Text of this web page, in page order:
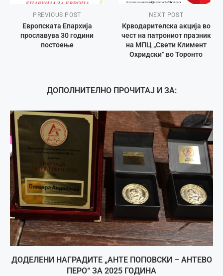
PREVIOUS POST
Европската Епархија
прославува 30 години
постоење
NEXT POST
Крводарителска акција во
чест на патрониот празник
на МПЦ „Свети Климент
Охридски“ во Торонто
ДОПОЛНИТЕЛНО ПРОЧИТАЈ И ЗА:
ДОДЕЛЕНИ НАГРАДИТЕ „АНТЕ ПОПОВСКИ – АНТЕВО
ПЕРО“ ЗА 2025 ГОДИНА